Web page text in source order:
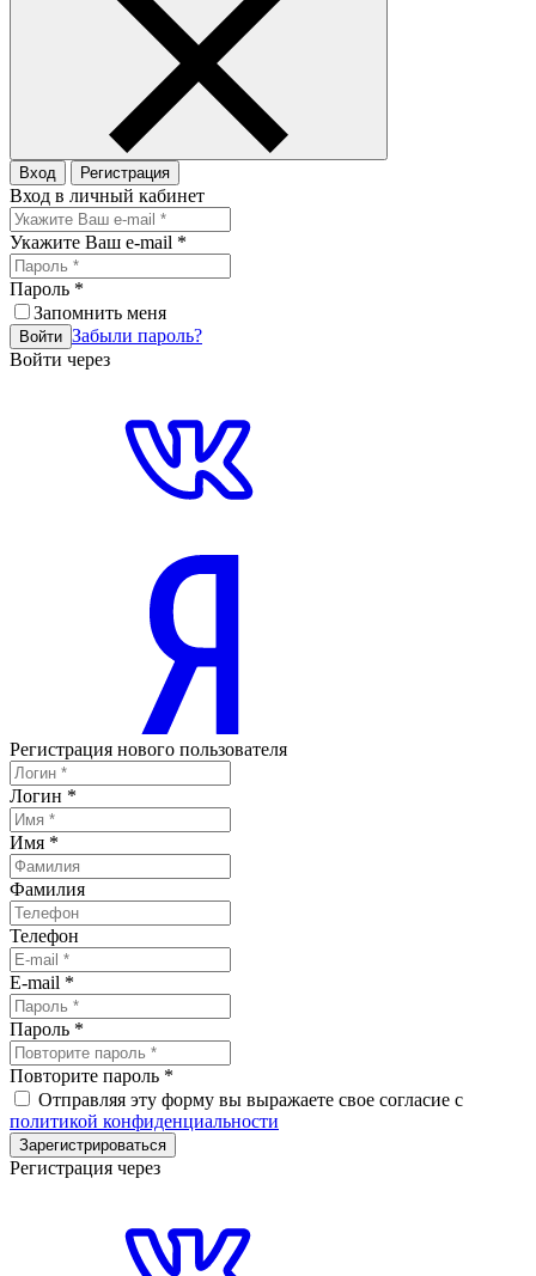
Вход Регистрация
Вход в личный кабинет
Укажите Ваш e-mail *
Пароль *
Запомнить меня
Войти Забыли пароль?
Войти через
Регистрация нового пользователя
Логин *
Имя *
Фамилия
Телефон
E-mail *
Пароль *
Повторите пароль *
Отправляя эту форму вы выражаете свое согласие с
политикой конфиденциальности
Зарегистрироваться
Регистрация через